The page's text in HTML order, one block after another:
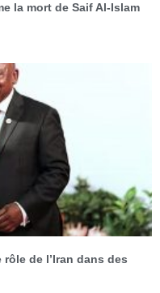
la mort de Saif Al-Islam
de l’Iran dans des